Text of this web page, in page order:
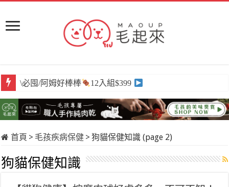
\必囤/阿姆好棒棒 12入組$399
首頁 > 毛孩疾病保健 > 狗貓保健知識 (page 2)
狗貓保健知識